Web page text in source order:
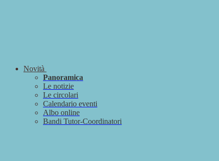
Novità
Panoramica
Le notizie
Le circolari
Calendario eventi
Albo online
Bandi Tutor-Coordinatori